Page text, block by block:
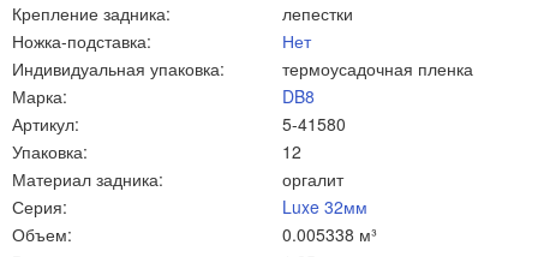
Крепление задника:
лепестки
Ножка-подставка:
Нет
Индивидуальная упаковка:
термоусадочная пленка
Марка:
DB8
Артикул:
5-41580
Упаковка:
12
Материал задника:
оргалит
Серия:
Luxe 32мм
Объем:
0.005338 м³